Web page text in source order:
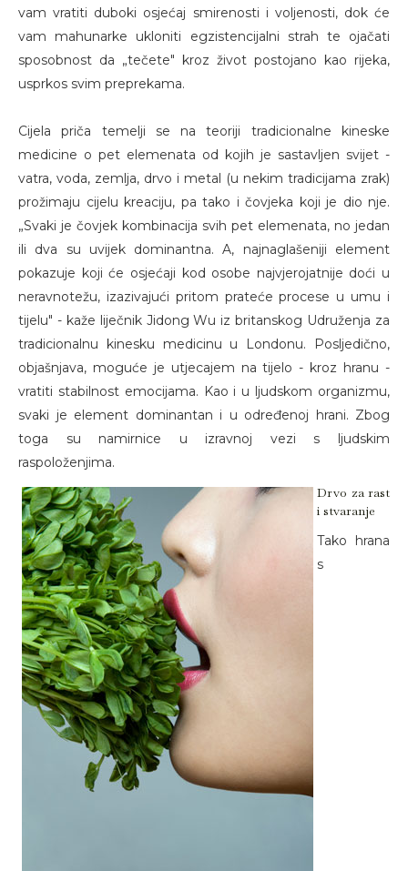
vam vratiti duboki osjećaj smirenosti i voljenosti, dok će
vam mahunarke ukloniti egzistencijalni strah te ojačati
sposobnost da „tečete" kroz život postojano kao rijeka,
usprkos svim preprekama.
Cijela priča temelji se na teoriji tradicionalne kineske
medicine o pet elemenata od kojih je sastavljen svijet -
vatra, voda, zemlja, drvo i metal (u nekim tradicijama zrak)
prožimaju cijelu kreaciju, pa tako i čovjeka koji je dio nje.
„Svaki je čovjek kombinacija svih pet elemenata, no jedan
ili dva su uvijek dominantna. A, najnaglašeniji element
pokazuje koji će osjećaji kod osobe najvjerojatnije doći u
neravnotežu, izazivajući pritom prateće procese u umu i
tijelu" - kaže liječnik Jidong Wu iz britanskog Udruženja za
tradicionalnu kinesku medicinu u Londonu. Posljedično,
objašnjava, moguće je utjecajem na tijelo - kroz hranu -
vratiti stabilnost emocijama. Kao i u ljudskom organizmu,
svaki je element dominantan i u određenoj hrani. Zbog
toga su namirnice u izravnoj vezi s ljudskim
raspoloženjima.
Drvo za rast
i stvaranje
Tako hrana
s